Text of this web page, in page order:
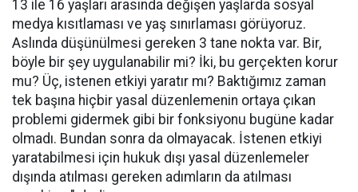
13 ile 16 yaşları arasında değişen yaşlarda sosyal
medya kısıtlaması ve yaş sınırlaması görüyoruz.
Aslında düşünülmesi gereken 3 tane nokta var. Bir,
böyle bir şey uygulanabilir mi? İki, bu gerçekten korur
mu? Üç, istenen etkiyi yaratır mı? Baktığımız zaman
tek başına hiçbir yasal düzenlemenin ortaya çıkan
problemi gidermek gibi bir fonksiyonu bugüne kadar
olmadı. Bundan sonra da olmayacak. İstenen etkiyi
yaratabilmesi için hukuk dışı yasal düzenlemeler
dışında atılması gereken adımların da atılması